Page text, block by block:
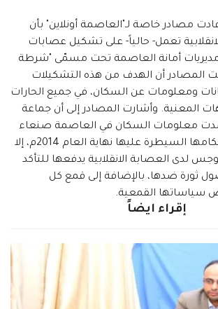
مصادر خاصة لـ"العاصمة أونلاين" بأن
تعمل- حالياً- على تشكيل عصابات
أمانة العاصمة تحت مسمّى "شرطة
المصادر أن الهدف من هذه التشكيلات
ومعلومات عن السكان، في جميع الحارات
المعنية. وأشارت المصادر إلى أن جماعة
معلومات السكان في العاصمة صنعاء
أكثر من مرة منذ إحكامها السيطرة عليها نهاية العام 2014م، إلا
لدى العصابة الانقلابية يدفعها للتأكد
ثورة ضدها، بالإضافة إلى قمع كل
سياساتها القمعية.
إقراء ايضاً